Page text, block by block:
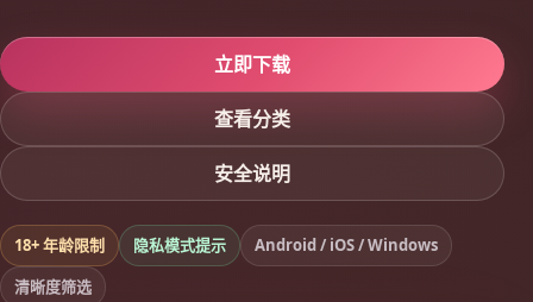
立即下载
查看分类
安全说明
18+ 年龄限制 隐私模式提示
Android / iOS / Windows
清晰度筛选